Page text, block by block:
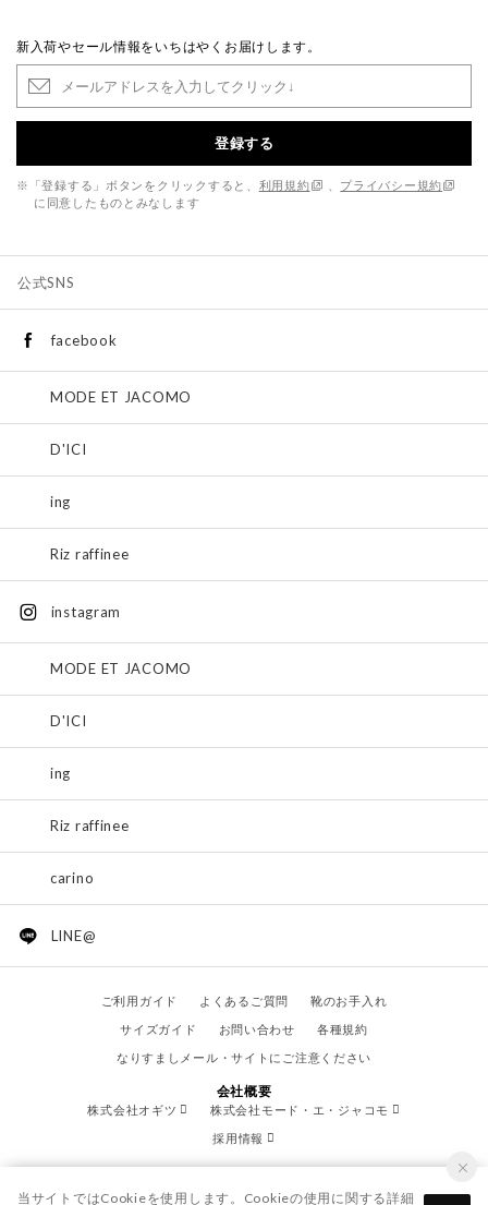
新入荷やセール情報をいちはやくお届けします。
登録する
※「登録する」ボタンをクリックすると、 利用規約
プライバシー規約
に同意したものとみなします
公式SNS
facebook
MODE ET JACOMO
D'ICI
ing
Riz raffinee
instagram
MODE ET JACOMO
D'ICI
ing
Riz raffinee
carino
LINE@
ご利用ガイド よくあるご質問
靴のお手入れ
サイズガイド
お問い合わせ
各種規約
なりすましメール・サイトにご注意ください
会社概要
株式会社オギツ
株式会社モード・エ・ジャコモ
採用情報
当サイトではCookieを使用します。Cookieの使用に関する詳細